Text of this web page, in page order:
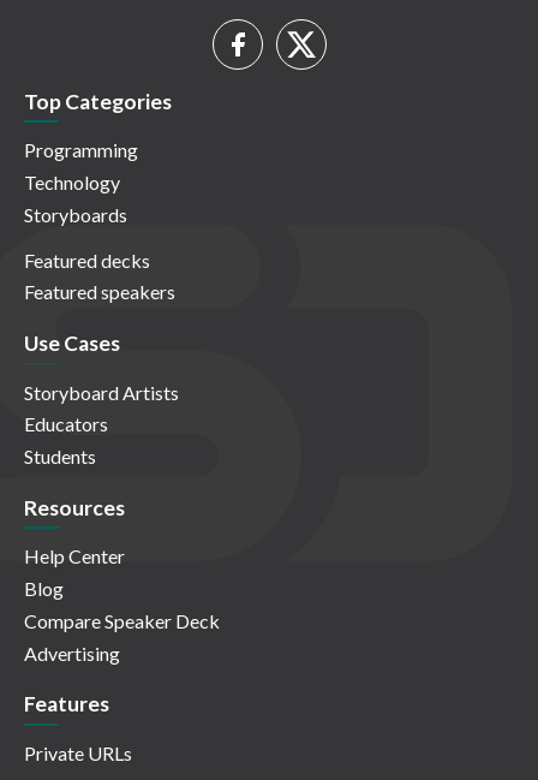
Top Categories
Programming
Technology
Storyboards
Featured decks
Featured speakers
Use Cases
Storyboard Artists
Educators
Students
Resources
Help Center
Blog
Compare Speaker Deck
Advertising
Features
Private URLs